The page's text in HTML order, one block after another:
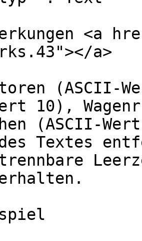
<a
a>
(ASCII-
10),
(ASCII-
des Textes